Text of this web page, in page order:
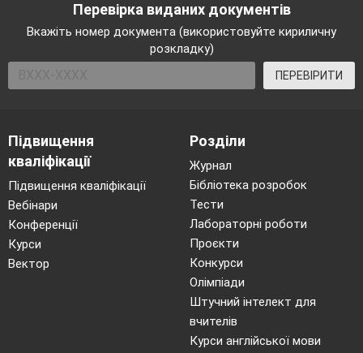
5. Визначити знаки функції на отриманих
інтервалах.
6. Вибрати інтервали, де функція набуває
необхідних значень і записати відповідь.
2. Застосування методу інтервалів на
прикладах.
Методичний прийом „Працюємо за
Разом з учнями розв’язуємо
нерівність методом інтервалів з
Перевірка виданих документів
Вкажіть номер документа (використовуйте кириличну
розкладку)
ПЕРЕВІРИТИ
Підвищення
кваліфікації
Підвищення кваліфікації
Вебінари
Конференції
Курси
Вектор
Розділи
Журнал
Бібліотека розробок
Тести
Лабораторні роботи
Проєкти
Конкурси
Олімпіади
Штучний інтелект для
вчителів
Курси англійської мови